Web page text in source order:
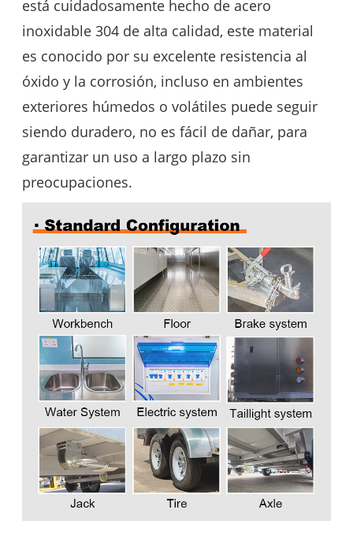
está cuidadosamente hecho de acero
inoxidable 304 de alta calidad, este material
es conocido por su excelente resistencia al
óxido y la corrosión, incluso en ambientes
exteriores húmedos o volátiles puede seguir
siendo duradero, no es fácil de dañar, para
garantizar un uso a largo plazo sin
preocupaciones.